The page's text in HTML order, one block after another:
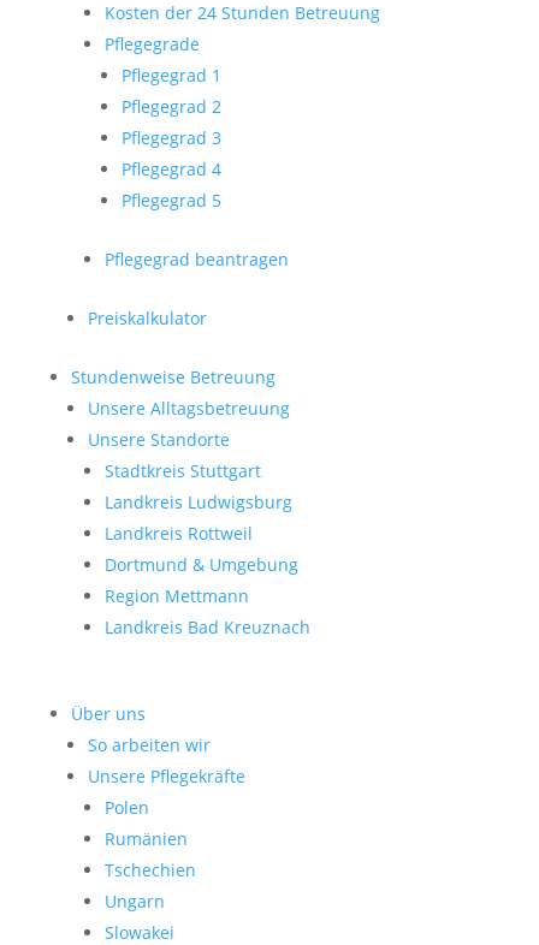
Kosten der 24 Stunden Betreuung
Pflegegrade
Pflegegrad 1
Pflegegrad 2
Pflegegrad 3
Pflegegrad 4
Pflegegrad 5
Pflegegrad beantragen
Preiskalkulator
Stundenweise Betreuung
Unsere Alltagsbetreuung
Unsere Standorte
Stadtkreis Stuttgart
Landkreis Ludwigsburg
Landkreis Rottweil
Dortmund & Umgebung
Region Mettmann
Landkreis Bad Kreuznach
Über uns
So arbeiten wir
Unsere Pflegekräfte
Polen
Rumänien
Tschechien
Ungarn
Slowakei